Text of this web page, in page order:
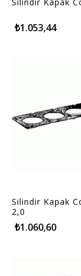
₺1.053,44
Silindir Kapak
2,0
₺1.060,60